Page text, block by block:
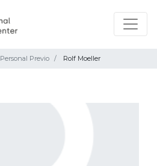
Personal Previo Rolf Moeller